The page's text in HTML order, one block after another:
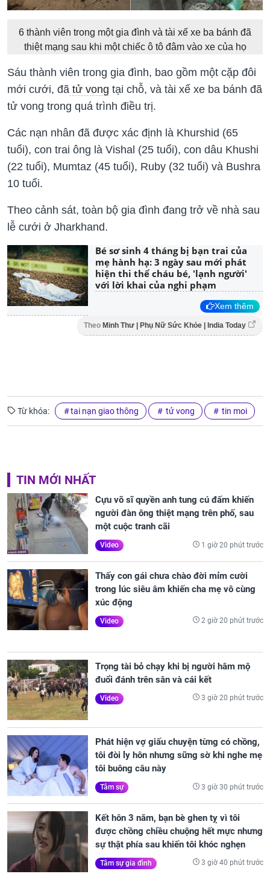
6 thành viên trong một gia đình và tài xế xe ba bánh đã
thiệt mạng sau khi một chiếc ô tô đâm vào xe của họ
Sáu thành viên trong gia đình, bao gồm một cặp đôi
mới cưới, đã tử vong tại chỗ, và tài xế xe ba bánh đã
tử vong trong quá trình điều trị.
Các nạn nhân đã được xác định là Khurshid (65
tuổi), con trai ông là Vishal (25 tuổi), con dâu Khushi
(22 tuổi), Mumtaz (45 tuổi), Ruby (32 tuổi) và Bushra
10 tuổi.
Theo cảnh sát, toàn bộ gia đình đang trở về nhà sau
lễ cưới ở Jharkhand.
Bé sơ sinh 4 tháng bị bạn trai của
mẹ hành hạ: 3 ngày sau mới phát
hiện thi thể cháu bé, 'lạnh người'
với lời khai của nghi phạm
Xem thêm
Theo Minh Thư | Phụ Nữ Sức Khỏe | India Today
Từ khóa: tai nạn giao thông tử vong tin moi
TIN MỚI NHẤT
Cựu võ sĩ quyền anh tung cú đấm khiến
người đàn ông thiệt mạng trên phố, sau
một cuộc tranh cãi
Video 1 giờ 20 phút trước
Thấy con gái chưa chào đời mỉm cười
trong lúc siêu âm khiến cha mẹ vô cùng
xúc động
Video 2 giờ 20 phút trước
Trọng tài bỏ chạy khi bị người hâm mộ
đuổi đánh trên sân và cái kết
Video 3 giờ 20 phút trước
Phát hiện vợ giấu chuyện từng có chồng,
tôi đòi ly hôn nhưng sững sờ khi nghe mẹ
tôi buông câu này
Tâm sự 3 giờ 30 phút trước
Kết hôn 3 năm, bạn bè ghen tỵ vì tôi
được chồng chiều chuộng hết mực nhưng
sự thật phía sau khiến tôi khóc nghẹn
Tâm sự gia đình 3 giờ 40 phút trước